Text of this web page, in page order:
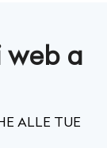
web a
ALLE TUE